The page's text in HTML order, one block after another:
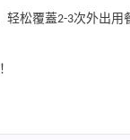
轻松覆蓋2-3次外出
无门
Tory